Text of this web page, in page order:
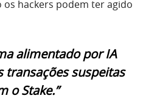
hackers podem ter agido
alimentado por IA
transações suspeitas
o Stake.”